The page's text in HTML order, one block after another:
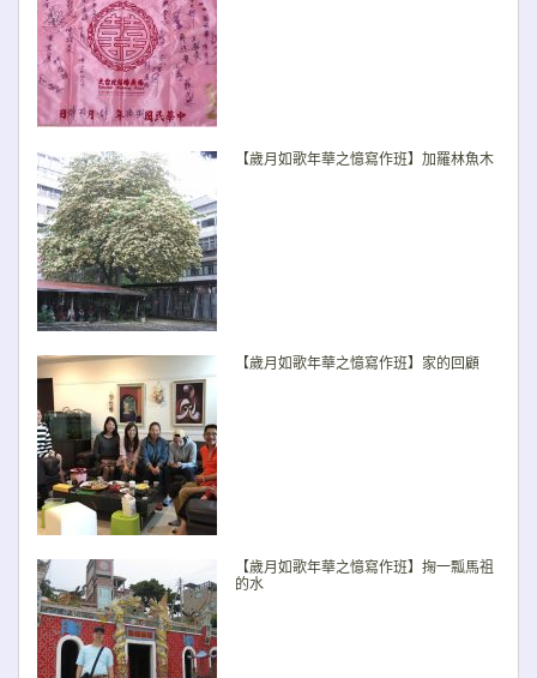
【歲月如歌年華之憶寫作班】加羅林魚木
【歲月如歌年華之憶寫作班】家的回顧
【歲月如歌年華之憶寫作班】掬一瓢馬祖
的水